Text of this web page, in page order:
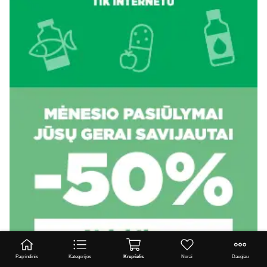
Pagrindinis Kategorijos Krepšelis Norai Daugiau